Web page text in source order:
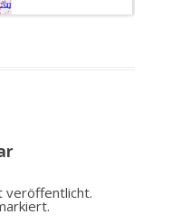
veröffentlicht.